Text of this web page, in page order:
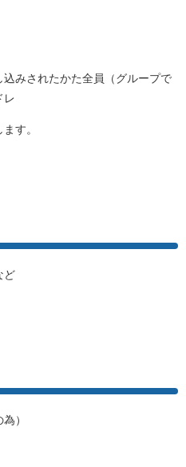
みされたかた全員（グループで
レ
す。
ど
）